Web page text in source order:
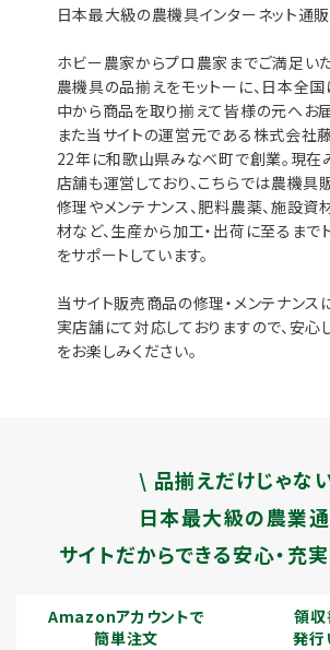
日本最大級の農機具インターネット通販
ホビー農家からプロ農家までご満足い
農機具の品揃えをモットーに、日本全
中から商品を取り揃えて皆様の元へお届
また当サイトの運営元である株式会社
22年に和歌山県みなべ町で創業。現在
店舗も運営しており、こちらでは農機具
修理やメンテナンス、肥料農薬、施設資
材など、生産から加工・出荷に至るまで
をサポートしています。
当サイト販売商品の修理・メンテナンス
実店舗にて対応しておりますので、安心
をお楽しみください。
\ 品揃えだけじゃな
日本最大級の農業
サイトだからできる安心・充
Amazonアカウントで
簡単注文
領収
発行